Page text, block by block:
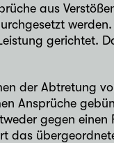
aus
gerichtet.
der Abtretung
Ansprüche
gegen
das